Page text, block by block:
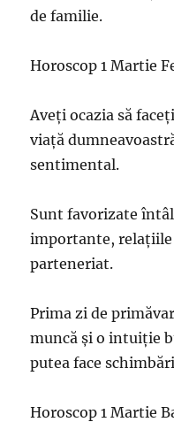
de familie.
Horoscop 1 Martie
Aveți ocazia să
viață
sentimental.
Sunt favorizate
importante, relațiile
parteneriat.
Prima zi de
muncă și o intuiție
putea face
Horoscop 1 Martie